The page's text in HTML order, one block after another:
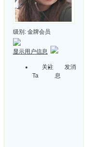
级别: 金牌会员
显示用户信息
关注
Ta
发消
息